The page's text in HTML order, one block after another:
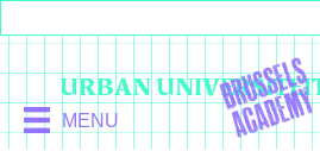
URBAN
MENU